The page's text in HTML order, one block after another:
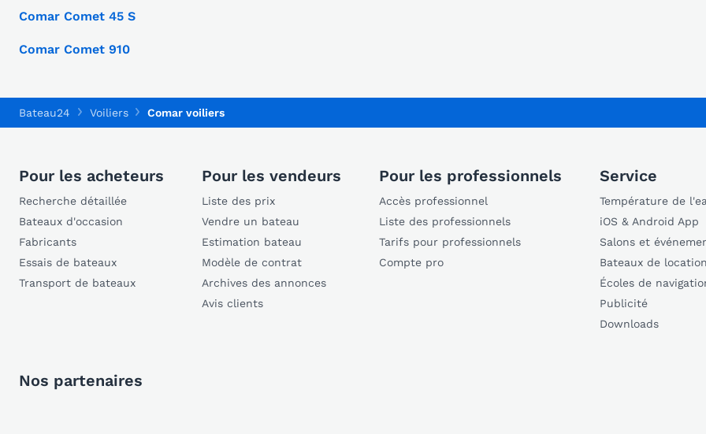
Comar Comet 45 S
Comar Comet 910
Bateau24 Voiliers Comar voiliers
Pour les acheteurs
Recherche détaillée
Bateaux d'occasion
Fabricants
Essais de bateaux
Transport de bateaux
Pour les vendeurs
Liste des prix
Vendre un bateau
Estimation bateau
Modèle de contrat
Archives des annonces
Avis clients
Pour les professionnels
Accès professionnel
Liste des professionnels
Tarifs pour professionnels
Compte pro
Service
Température de
iOS & Android App
Salons et
Bateaux de
Écoles de
Publicité
Downloads
Nos partenaires